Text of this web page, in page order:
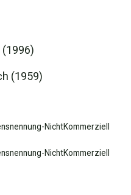
(1959)
NichtKommerziell
NichtKommerziell